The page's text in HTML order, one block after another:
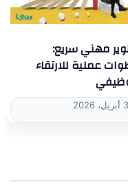
مهني سريع:
عملية للارتقاء
3 أبريل، 2026